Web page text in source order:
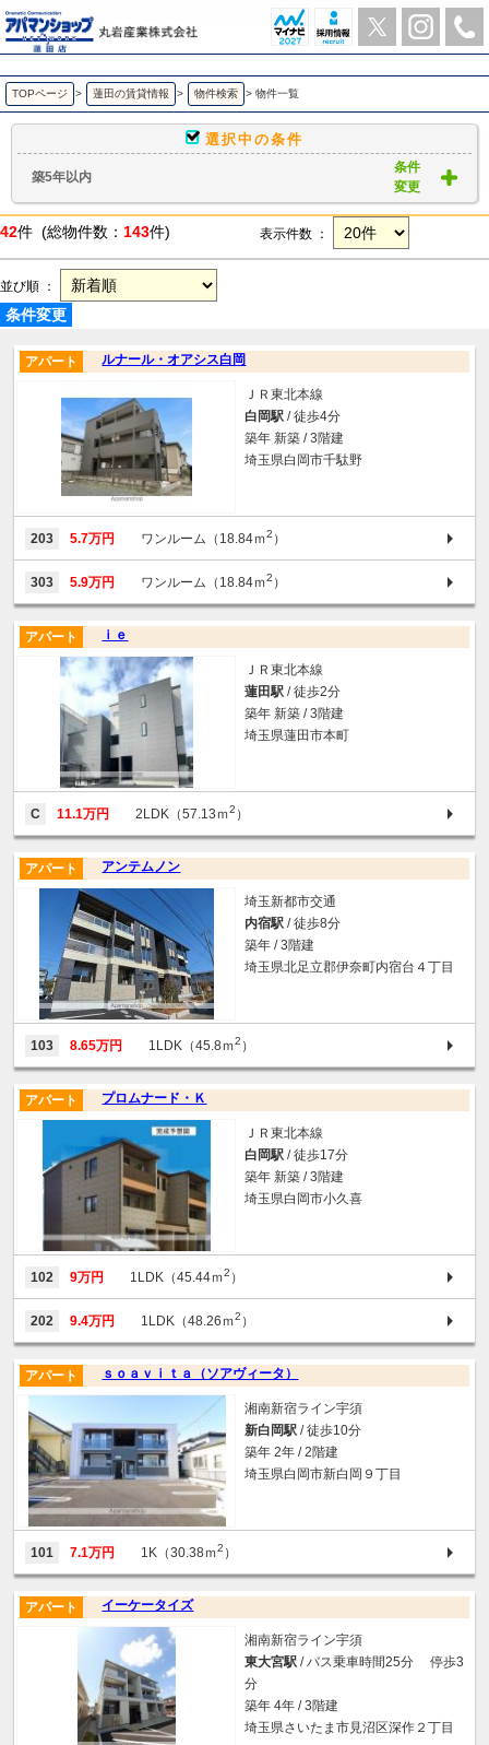
築5年以内｜賃貸物件一覧｜ アパマンショップ蓮田店-丸岩産業株式会社-
TOPページ > 蓮田の賃貸情報 > 物件検索 > 物件一覧
選択中の条件
築5年以内
条件
変更
42件 (総物件数： 143件) 表示件数 ：
並び順 ：
条件変更
ルナール・オアシス白岡
アパート
ＪＲ東北本線
白岡駅 / 徒歩4分
築年 新築 / 3階建
埼玉県白岡市千駄野
203 5.7万円 ワンルーム（18.84ｍ2 ）
303 5.9万円 ワンルーム（18.84ｍ2 ）
ｉｅ
アパート
ＪＲ東北本線
蓮田駅 / 徒歩2分
築年 新築 / 3階建
埼玉県蓮田市本町
C 11.1万円 2LDK（57.13ｍ2 ）
アンテムノン
アパート
埼玉新都市交通
内宿駅 / 徒歩8分
築年 / 3階建
埼玉県北足立郡伊奈町内宿台４丁目
103 8.65万円 1LDK（45.8ｍ2 ）
プロムナード・Ｋ
アパート
ＪＲ東北本線
白岡駅 / 徒歩17分
築年 新築 / 3階建
埼玉県白岡市小久喜
102 9万円 1LDK（45.44ｍ2 ）
202 9.4万円 1LDK（48.26ｍ2 ）
ｓｏａｖｉｔａ（ソアヴィータ）
アパート
湘南新宿ライン宇須
新白岡駅 / 徒歩10分
築年 2年 / 2階建
埼玉県白岡市新白岡９丁目
101 7.1万円 1K（30.38ｍ2 ）
イーケータイズ
アパート
湘南新宿ライン宇須
東大宮駅 / バス乗車時間25分 停歩3
分
築年 4年 / 3階建
埼玉県さいたま市見沼区深作２丁目